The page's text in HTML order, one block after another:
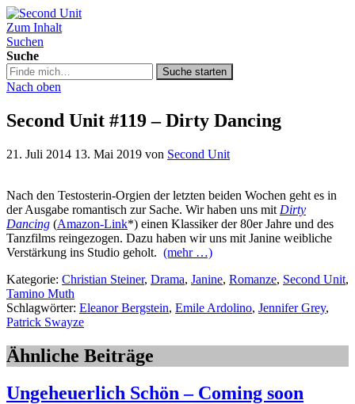
Second Unit
Zum Inhalt
Suchen
Suche
Suche
in
podcast.de/
Suche starten
Nach oben
Second Unit #119 – Dirty Dancing
21. Juli 2014 13. Mai 2019 von Second Unit
Nach den Testosterin-Orgien der letzten beiden Wochen geht es in
der Ausgabe romantisch zur Sache. Wir haben uns mit Dirty
Dancing (Amazon-Link*) einen Klassiker der 80er Jahre und des
Tanzfilms reingezogen. Dazu haben wir uns mit Janine weibliche
Verstärkung ins Studio geholt. (mehr …)
Kategorie: Christian Steiner, Drama, Janine, Romanze, Second Unit,
Tamino Muth
Schlagwörter: Eleanor Bergstein, Emile Ardolino, Jennifer Grey,
Patrick Swayze
Ähnliche Beiträge
Ungeheuerlich Schön – Coming soon